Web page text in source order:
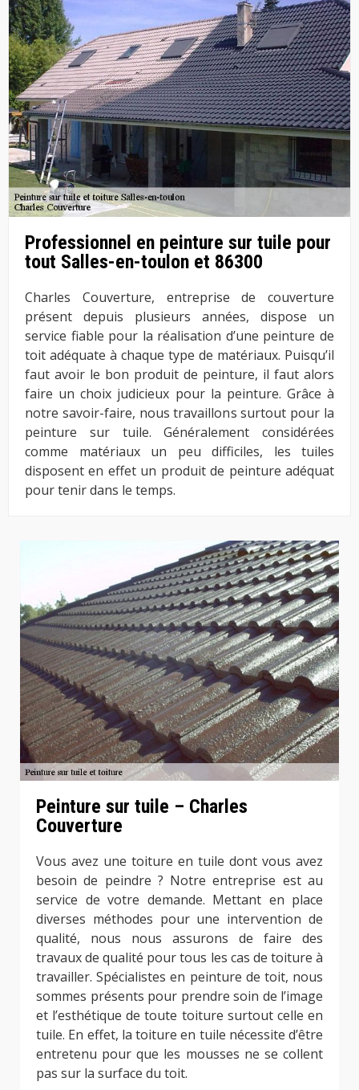
Professionnel en peinture sur tuile pour
tout Salles-en-toulon et 86300
Charles Couverture, entreprise de couverture
présent depuis plusieurs années, dispose un
service fiable pour la réalisation d’une peinture de
toit adéquate à chaque type de matériaux. Puisqu’il
faut avoir le bon produit de peinture, il faut alors
faire un choix judicieux pour la peinture. Grâce à
notre savoir-faire, nous travaillons surtout pour la
peinture sur tuile. Généralement considérées
comme matériaux un peu difficiles, les tuiles
disposent en effet un produit de peinture adéquat
pour tenir dans le temps.
Peinture sur tuile – Charles
Couverture
Vous avez une toiture en tuile dont vous avez
besoin de peindre ? Notre entreprise est au
service de votre demande. Mettant en place
diverses méthodes pour une intervention de
qualité, nous nous assurons de faire des
travaux de qualité pour tous les cas de toiture à
travailler. Spécialistes en peinture de toit, nous
sommes présents pour prendre soin de l’image
et l’esthétique de toute toiture surtout celle en
tuile. En effet, la toiture en tuile nécessite d’être
entretenu pour que les mousses ne se collent
pas sur la surface du toit.